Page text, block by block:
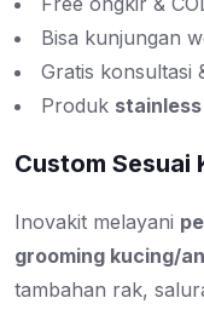
Bisa kunjungan
Gratis konsultasi
Produk
Custom Sesuai
Inovakit melayani
grooming kucing/
tambahan rak,